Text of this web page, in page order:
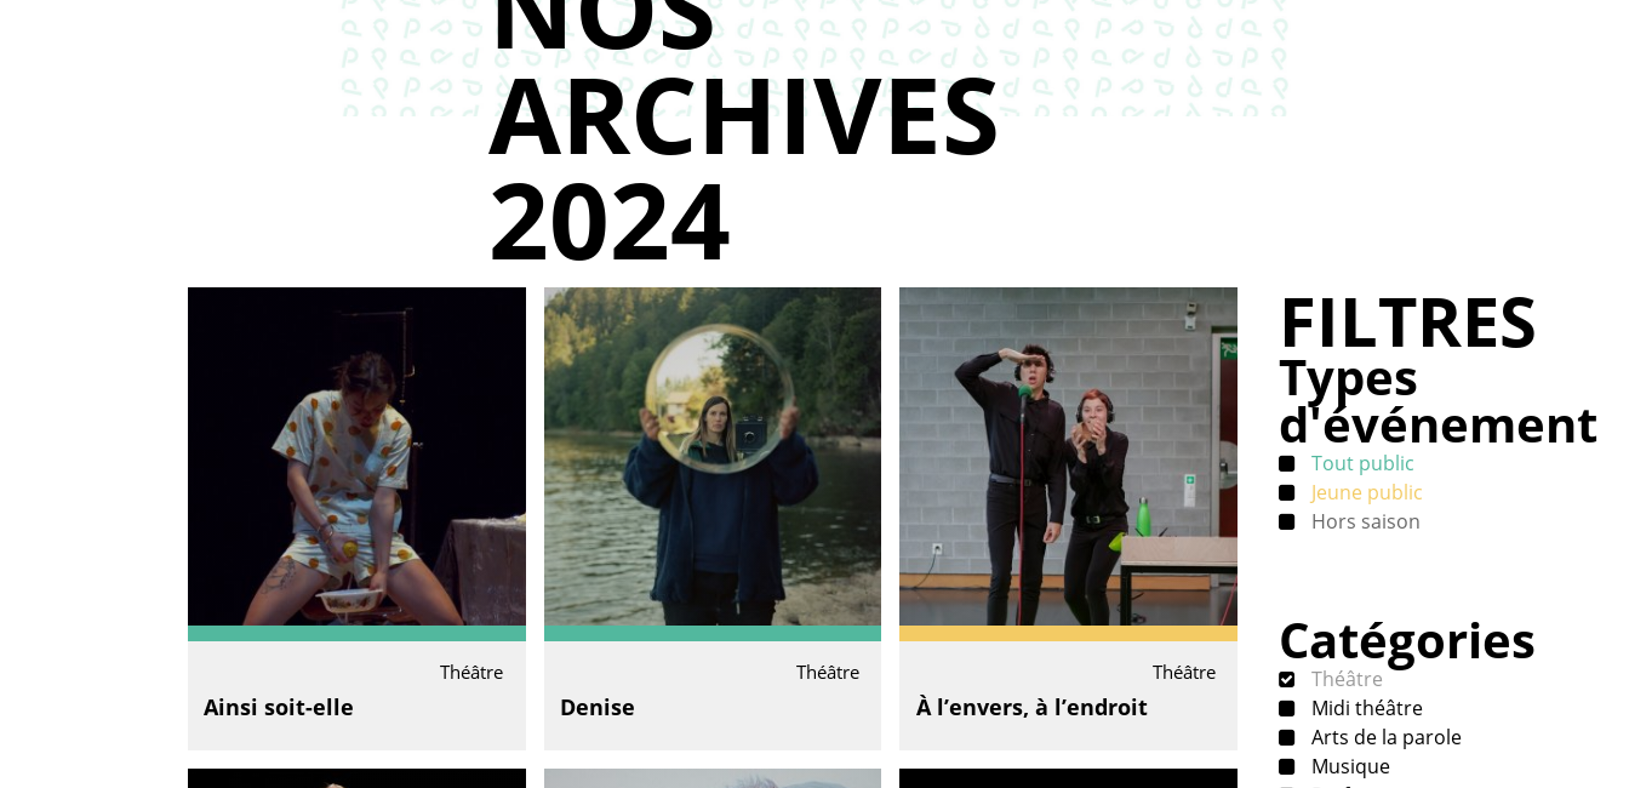
ARCHIVES
2024
Théâtre
Ainsi soit-elle
Théâtre
Denise
Théâtre
À l’envers, à l’endroit
FILTRES
Types
d'événement
Tout public
Jeune public
Hors saison
Catégories
Théâtre
Midi théâtre
Arts de la parole
Musique